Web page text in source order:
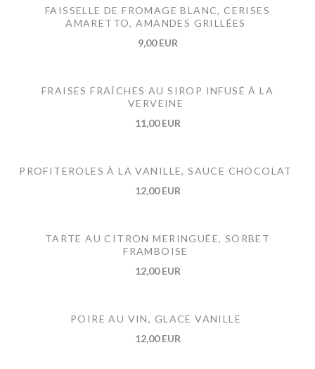
FAISSELLE DE FROMAGE BLANC, CERISES
AMARETTO, AMANDES GRILLÉES
9,00 EUR
FRAISES FRAÎCHES AU SIROP INFUSÉ À LA
VERVEINE
11,00 EUR
PROFITEROLES À LA VANILLE, SAUCE CHOCOLAT
12,00 EUR
TARTE AU CITRON MERINGUÉE, SORBET
FRAMBOISE
12,00 EUR
POIRE AU VIN, GLACE VANILLE
12,00 EUR